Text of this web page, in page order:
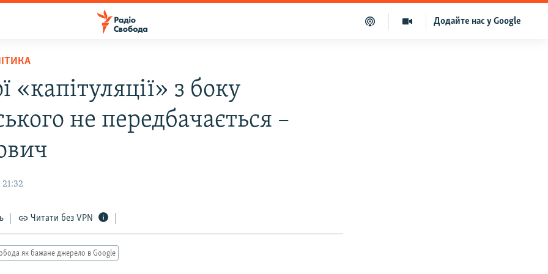
Додайте нас у Google
«капітуляції» з боку
не передбачається –
Читати без VPN
як бажане джерело в Google